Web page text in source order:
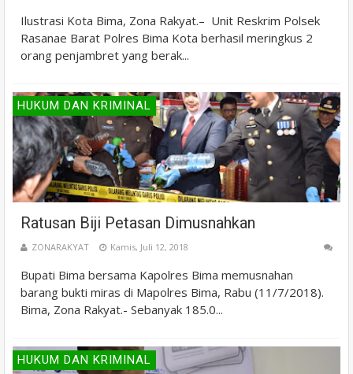
Ilustrasi Kota Bima, Zona Rakyat.– Unit Reskrim Polsek
Rasanae Barat Polres Bima Kota berhasil meringkus 2
orang penjambret yang berak...
HUKUM DAN KRIMINAL
Ratusan Biji Petasan Dimusnahkan
ZONARAKYAT Kamis, Juli 12, 2018
Bupati Bima bersama Kapolres Bima memusnahan
barang bukti miras di Mapolres Bima, Rabu (11/7/2018).
Bima, Zona Rakyat.- Sebanyak 185.0...
HUKUM DAN KRIMINAL